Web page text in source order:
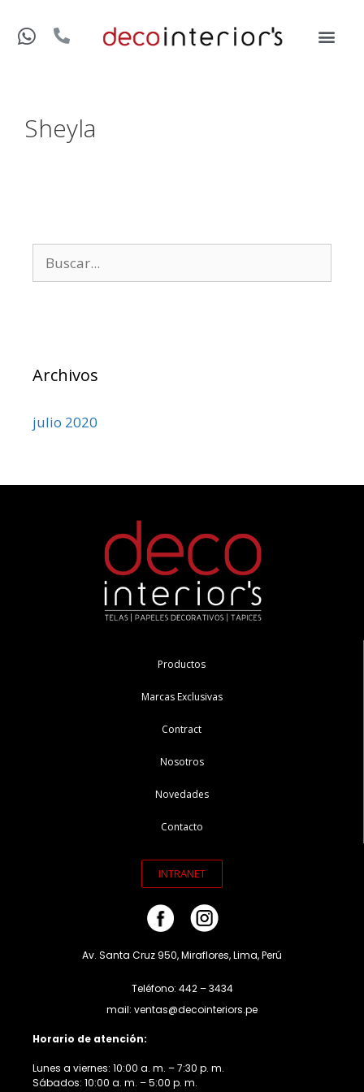
Sheyla
Archivos
julio 2020
Productos
Marcas Exclusivas
Contract
Nosotros
Novedades
Contacto
INTRANET
Av. Santa Cruz 950, Miraflores, Lima, Perú
Teléfono: 442 – 3434
mail: ventas@decointeriors.pe
Horario de atención:
Lunes a viernes: 10:00 a. m. – 7:30 p. m.
Sábados: 10:00 a. m. – 5:00 p. m.